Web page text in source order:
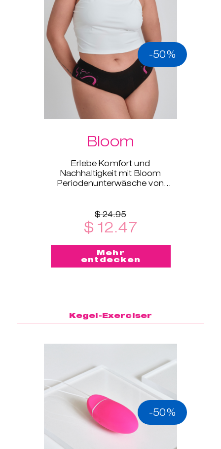
-50%
Bloom
Erlebe Komfort und
Nachhaltigkeit mit Bloom
Periodenunterwäsche von
$ 24.95
$ 12.47
Mehr
entdecken
Kegel-Exerciser
-50%